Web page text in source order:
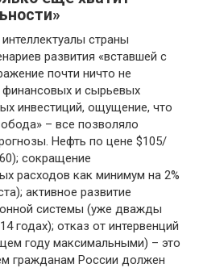
страны
развития «вставшей с
почти ничто не
и сырьевых
инвестиций, ощущение, что
– все позволяло
Нефть по цене $105/
сокращение
расходов как минимум на 2%
активное развитие
системы (уже дважды
годах); отказ от интервенций
году максимальными) – это
гражданам России должен